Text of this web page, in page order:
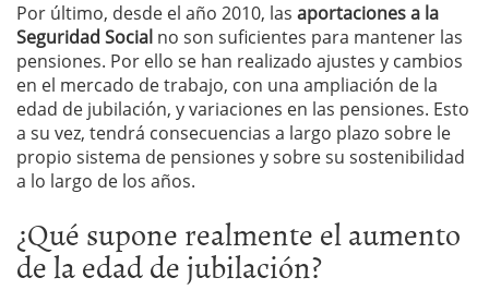
Por último, desde el año 2010, las aportaciones a la
Seguridad Social no son suficientes para mantener las
pensiones. Por ello se han realizado ajustes y cambios
en el mercado de trabajo, con una ampliación de la
edad de jubilación, y variaciones en las pensiones. Esto
a su vez, tendrá consecuencias a largo plazo sobre le
propio sistema de pensiones y sobre su sostenibilidad
a lo largo de los años.
¿Qué supone realmente el aumento
de la edad de jubilación?